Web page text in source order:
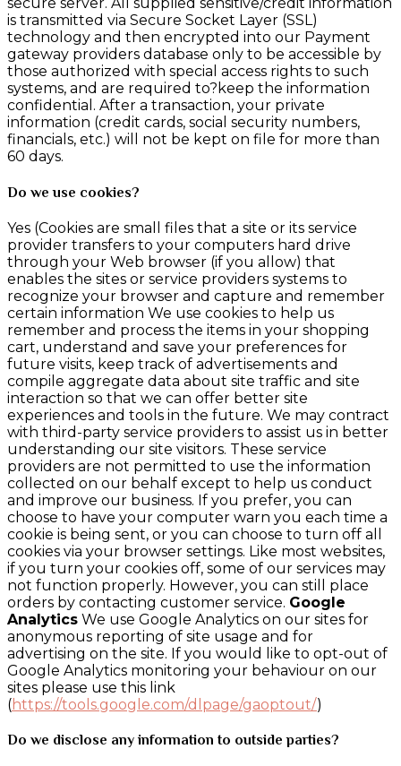
secure server. All supplied sensitive/credit information
is transmitted via Secure Socket Layer (SSL)
technology and then encrypted into our Payment
gateway providers database only to be accessible by
those authorized with special access rights to such
systems, and are required to?keep the information
confidential. After a transaction, your private
information (credit cards, social security numbers,
financials, etc.) will not be kept on file for more than
60 days.
Do we use cookies?
Yes (Cookies are small files that a site or its service
provider transfers to your computers hard drive
through your Web browser (if you allow) that
enables the sites or service providers systems to
recognize your browser and capture and remember
certain information We use cookies to help us
remember and process the items in your shopping
cart, understand and save your preferences for
future visits, keep track of advertisements and
compile aggregate data about site traffic and site
interaction so that we can offer better site
experiences and tools in the future. We may contract
with third-party service providers to assist us in better
understanding our site visitors. These service
providers are not permitted to use the information
collected on our behalf except to help us conduct
and improve our business. If you prefer, you can
choose to have your computer warn you each time a
cookie is being sent, or you can choose to turn off all
cookies via your browser settings. Like most websites,
if you turn your cookies off, some of our services may
not function properly. However, you can still place
orders by contacting customer service. Google
Analytics We use Google Analytics on our sites for
anonymous reporting of site usage and for
advertising on the site. If you would like to opt-out of
Google Analytics monitoring your behaviour on our
sites please use this link
(https://tools.google.com/dlpage/gaoptout/)
Do we disclose any information to outside parties?